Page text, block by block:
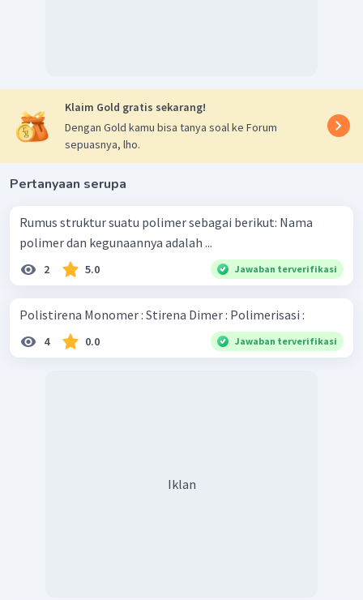
Klaim Gold gratis sekarang!
Dengan Gold kamu bisa tanya soal ke Forum
sepuasnya, lho.
Pertanyaan serupa
Rumus struktur suatu polimer sebagai berikut: Nama
polimer dan kegunaannya adalah ...
2 5.0 Jawaban terverifikasi
Polistirena Monomer : Stirena Dimer : Polimerisasi :
4 0.0 Jawaban terverifikasi
Iklan